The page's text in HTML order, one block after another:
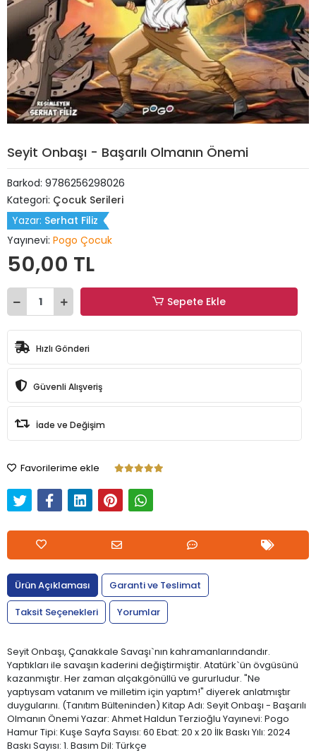
Seyit Onbaşı - Başarılı Olmanın Önemi
Barkod: 9786256298026
Kategori: Çocuk Serileri
Yazar: Serhat Filiz
Yayınevi: Pogo Çocuk
50,00 TL
Sepete Ekle
Hızlı Gönderi
Güvenli Alışveriş
İade ve Değişim
Favorilerime ekle
Ürün Açıklaması
Garanti ve Teslimat
Taksit Seçenekleri
Yorumlar
Seyit Onbaşı, Çanakkale Savaşı`nın kahramanlarındandır.
Yaptıkları ile savaşın kaderini değiştirmiştir. Atatürk`ün övgüsünü
kazanmıştır. Her zaman alçakgönüllü ve gururludur. "Ne
yaptıysam vatanım ve milletim için yaptım!" diyerek anlatmıştır
duygularını. (Tanıtım Bülteninden) Kitap Adı: Seyit Onbaşı - Başarılı
Olmanın Önemi Yazar: Ahmet Haldun Terzioğlu Yayınevi: Pogo
Hamur Tipi: Kuşe Sayfa Sayısı: 60 Ebat: 20 x 20 İlk Baskı Yılı: 2024
Baskı Sayısı: 1. Basım Dil: Türkçe